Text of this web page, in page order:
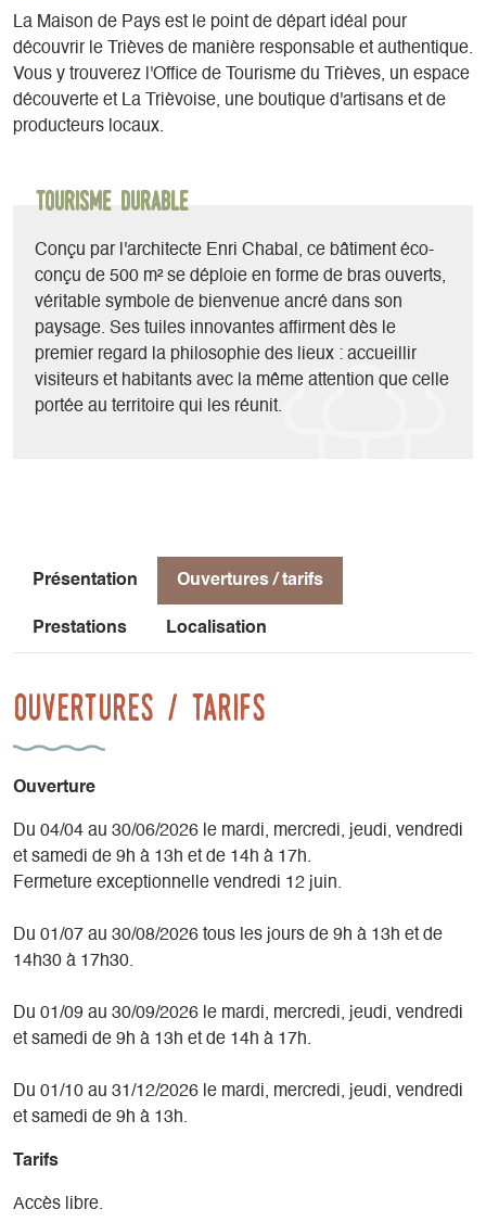
La Maison de Pays est le point de départ idéal pour
découvrir le Trièves de manière responsable et authentique.
Vous y trouverez l'Office de Tourisme du Trièves, un espace
découverte et La Trièvoise, une boutique d'artisans et de
producteurs locaux.
Tourisme durable
Conçu par l'architecte Enri Chabal, ce bâtiment éco-
conçu de 500 m² se déploie en forme de bras ouverts,
véritable symbole de bienvenue ancré dans son
paysage. Ses tuiles innovantes affirment dès le
premier regard la philosophie des lieux : accueillir
visiteurs et habitants avec la même attention que celle
portée au territoire qui les réunit.
Présentation Ouvertures / tarifs
Prestations Localisation
Ouvertures / tarifs
Ouverture
Du 04/04 au 30/06/2026 le mardi, mercredi, jeudi, vendredi
et samedi de 9h à 13h et de 14h à 17h.
Fermeture exceptionnelle vendredi 12 juin.
Du 01/07 au 30/08/2026 tous les jours de 9h à 13h et de
14h30 à 17h30.
Du 01/09 au 30/09/2026 le mardi, mercredi, jeudi, vendredi
et samedi de 9h à 13h et de 14h à 17h.
Du 01/10 au 31/12/2026 le mardi, mercredi, jeudi, vendredi
et samedi de 9h à 13h.
Tarifs
Accès libre.